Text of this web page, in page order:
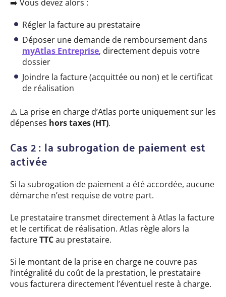
➡️ Vous devez alors :
Régler la facture au prestataire
Déposer une demande de remboursement dans
myAtlas Entreprise, directement depuis votre
dossier
Joindre la facture (acquittée ou non) et le certificat
de réalisation
⚠️ La prise en charge d’Atlas porte uniquement sur les
dépenses hors taxes (HT).
Cas 2 : la subrogation de paiement est
activée
Si la subrogation de paiement a été accordée, aucune
démarche n’est requise de votre part.
Le prestataire transmet directement à Atlas la facture
et le certificat de réalisation. Atlas règle alors la
factureTTCau prestataire.
Si le montant de la prise en charge ne couvre pas
l’intégralité du coût de la prestation, le prestataire
vous facturera directement l’éventuel reste à charge.